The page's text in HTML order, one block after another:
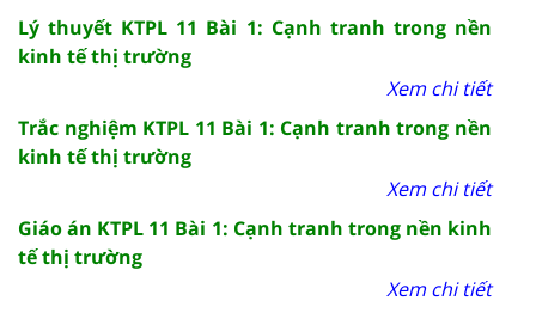
Lý thuyết KTPL 11 Bài 1: Cạnh tranh trong nền
kinh tế thị trường
Xem chi tiết
Trắc nghiệm KTPL 11 Bài 1: Cạnh tranh trong nền
kinh tế thị trường
Xem chi tiết
Giáo án KTPL 11 Bài 1: Cạnh tranh trong nền kinh
tế thị trường
Xem chi tiết